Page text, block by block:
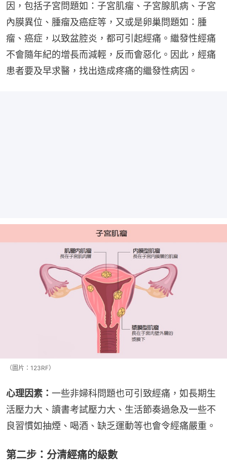
因，包括子宮問題如：子宮肌瘤、子宮腺肌病、子宮
內膜異位、腫瘤及癌症等，又或是卵巢問題如：腫
瘤、癌症，以致盆腔炎，都可引起經痛。繼發性經痛
不會隨年紀的增長而減輕，反而會惡化。因此，經痛
患者要及早求醫，找出造成疼痛的繼發性病因。
（圖片：123RF）
心理因素： 一些非婦科問題也可引致經痛，如長期生
活壓力大、讀書考試壓力大、生活節奏過急及一些不
良習慣如抽煙、喝酒、缺乏運動等也會令經痛嚴重。
第二步：分清經痛的級數